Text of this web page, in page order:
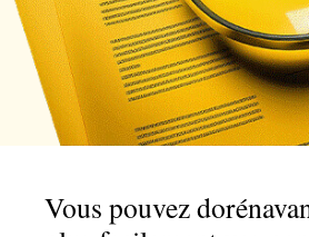
Vous pouvez